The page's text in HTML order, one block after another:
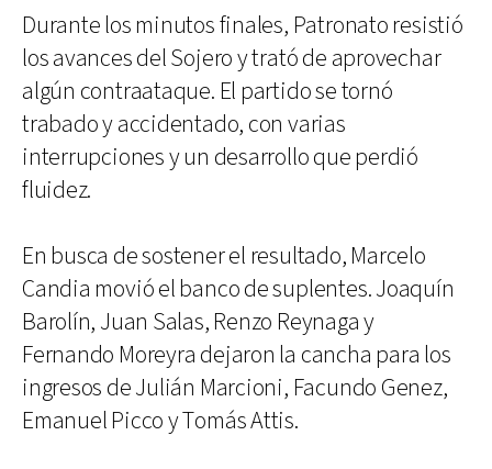
Durante los minutos finales, Patronato resistió
los avances del Sojero y trató de aprovechar
algún contraataque. El partido se tornó
trabado y accidentado, con varias
interrupciones y un desarrollo que perdió
fluidez.
En busca de sostener el resultado, Marcelo
Candia movió el banco de suplentes. Joaquín
Barolín, Juan Salas, Renzo Reynaga y
Fernando Moreyra dejaron la cancha para los
ingresos de Julián Marcioni, Facundo Genez,
Emanuel Picco y Tomás Attis.